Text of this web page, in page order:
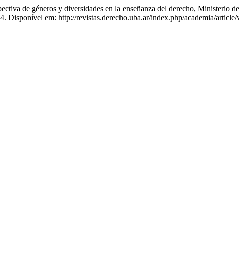
de géneros y diversidades en la enseñanza del derecho, Ministerio
Disponível em: http://revistas.derecho.uba.ar/index.php/academia/